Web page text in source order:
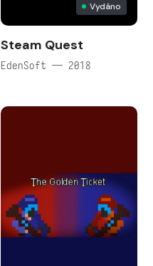
Vydáno
Steam Quest
EdenSoft — 2018